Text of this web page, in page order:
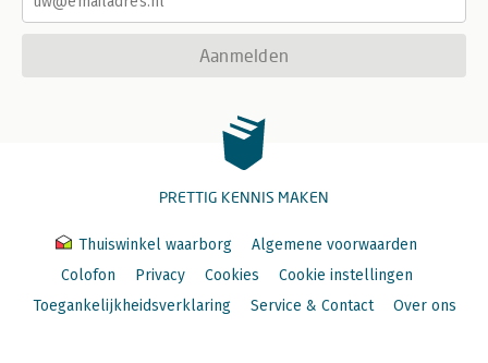
Aanmelden
PRETTIG KENNIS MAKEN
Thuiswinkel waarborg
Algemene voorwaarden
Colofon
Privacy Cookies
Cookie instellingen
Toegankelijkheidsverklaring
Service & Contact Over ons